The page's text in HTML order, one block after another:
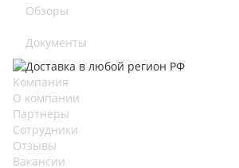
Обзоры
Документы
Компания
О компании
Партнеры
Сотрудники
Отзывы
Вакансии